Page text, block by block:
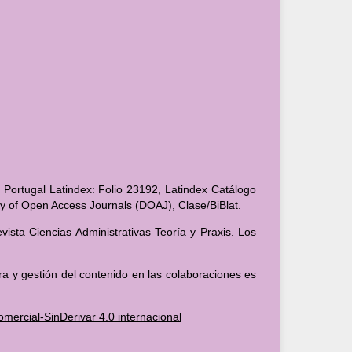
Latindex: Folio 23192, Latindex Catálogo
of Open Access Journals (DOAJ), Clase/BiBlat.
Ciencias Administrativas Teoría y Praxis. Los
y gestión del contenido en las colaboraciones es
SinDerivar 4.0 internacional